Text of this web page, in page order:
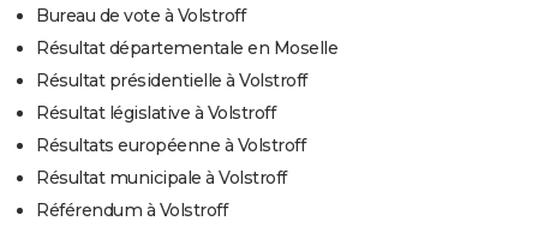
Bureau de vote à Volstroff
Résultat départementale en Moselle
Résultat présidentielle à Volstroff
Résultat législative à Volstroff
Résultats européenne à Volstroff
Résultat municipale à Volstroff
Référendum à Volstroff